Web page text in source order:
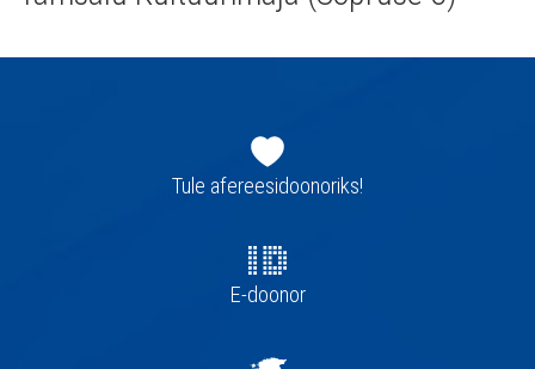
navigatsioonTule afereesidoonoriks!
E-doonor